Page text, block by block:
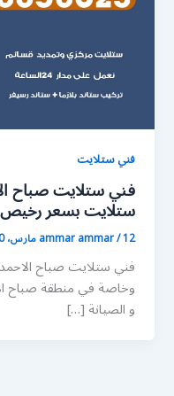
فني ستلايت
ستلايت بسعر رخيص
ammar ammar/12 مارس، 2020
فني ستلايت صباح
وخاصة في منطقة صباح
و الصيانة […]